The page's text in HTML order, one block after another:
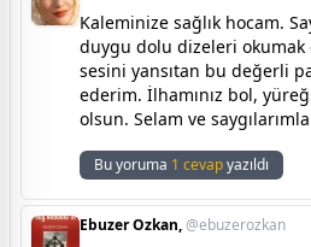
Kaleminize sağlık hocam.
duygu dolu dizeleri
sesini yansıtan bu değerli
ederim. İlhamınız bol,
olsun. Selam ve
Bu yoruma 1 cevapyazıldı
Ebuzer Ozkan,@ebuzerozkan